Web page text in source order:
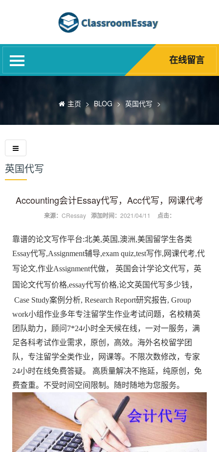
网课代修
Blog
关于我们
常见问题
在线留言
主页 > BLOG > 英国代写 >
英国代写
Accounting会计Essay代写，Acc代写，网课代考
来源： CRessay 添加时间： 2021/04/11 点击：
靠谱的论文写作平台:北美,英国,澳洲,美国留学生各类
Essay代写,Assignment辅导,exam quiz,test写作, 网课代考,代
写论文,作业Assignment代做，
英国会计学论文代写， 英
国论文代写价格,essay代写价格,论文英国代写多少钱，
Case Study案例分析, Research Report研究报告, Group
work小组作业多年专注留学生作业考试问题，名校精英
团队助力，顾问7*24小时全天候在线，一对一服务，满
足各科考试作业需求，原创，高效。海外名校留学团
队，专注留学全类作业，网课等。不限次数修改，专家
24小时在线免费答疑。 高质量解决不拖延，纯原创，免
费查重。不受时间空间限制。随时随地为您服务。